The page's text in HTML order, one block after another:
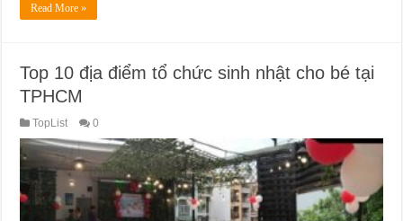
Read More »
Top 10 địa điểm tổ chức sinh nhật cho bé tại
TPHCM
TopList 0